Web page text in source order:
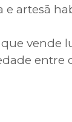
artesã
vende
entre